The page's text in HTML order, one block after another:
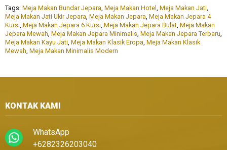
Tags: Meja Makan Bundar Jepara, Meja Makan Hotel , Meja Makan Jati,
Meja Makan Jati Ukir Jepara, Meja Makan Jepara, Meja Makan Jepara 4
Kursi, Meja Makan Jepara 6 Kursi, Meja Makan Jepara Bulat, Meja Makan
Jepara Mewah, Meja Makan Jepara Minimalis, Meja Makan Jepara Terbaru,
Meja Makan Kayu Jati, Meja Makan Klasik Eropa, Meja Makan Klasik
Mewah, Meja Makan Minimalis Modern
KONTAK KAMI
WhatsApp
+6282326203040